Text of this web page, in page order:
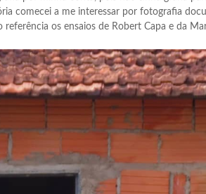
comecei a me interessar por fotografia
referência os ensaios de Robert Capa e da